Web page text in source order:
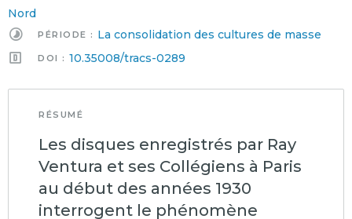
Nord
PÉRIODE : La consolidation des cultures de masse
DOI : 10.35008/tracs-0289
RÉSUMÉ
Les disques enregistrés par Ray
Ventura et ses Collégiens à Paris
au début des années 1930
interrogent le phénomène